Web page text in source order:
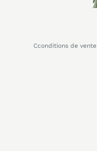
Cconditions de vente